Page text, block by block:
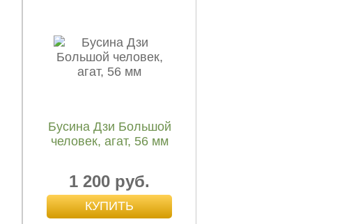
Бусина Дзи Большой
человек, агат, 56 мм
1 200 руб.